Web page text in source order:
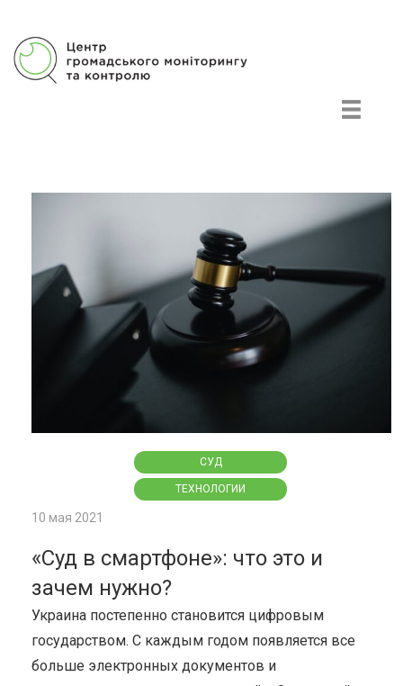
СУД
ТЕХНОЛОГИИ
10 мая 2021
«Суд в смартфоне»: что это и
зачем нужно?
Украина постепенно становится цифровым
государством. С каждым годом появляется все
больше электронных документов и